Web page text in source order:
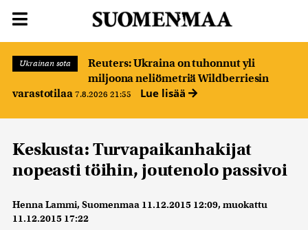
Ukrainan sota
Reuters: Ukraina on tuhonnut yli
miljoona neliömetriä Wildberriesin
varastotilaa 7.8.2026 21:55 Lue lisää
Keskusta: Turvapaikanhakijat
nopeasti töihin, joutenolo passivoi
Henna Lammi, Suomenmaa 11.12.2015 12:09, muokattu
11.12.2015 17:22